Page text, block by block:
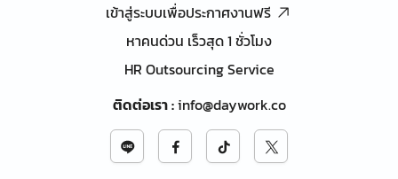
เข้าสู่ระบบเพื่อประกาศงานฟรี
หาคนด่วน เร็วสุด 1 ชั่วโมง
HR Outsourcing Service
ติดต่อเรา:info@daywork.co